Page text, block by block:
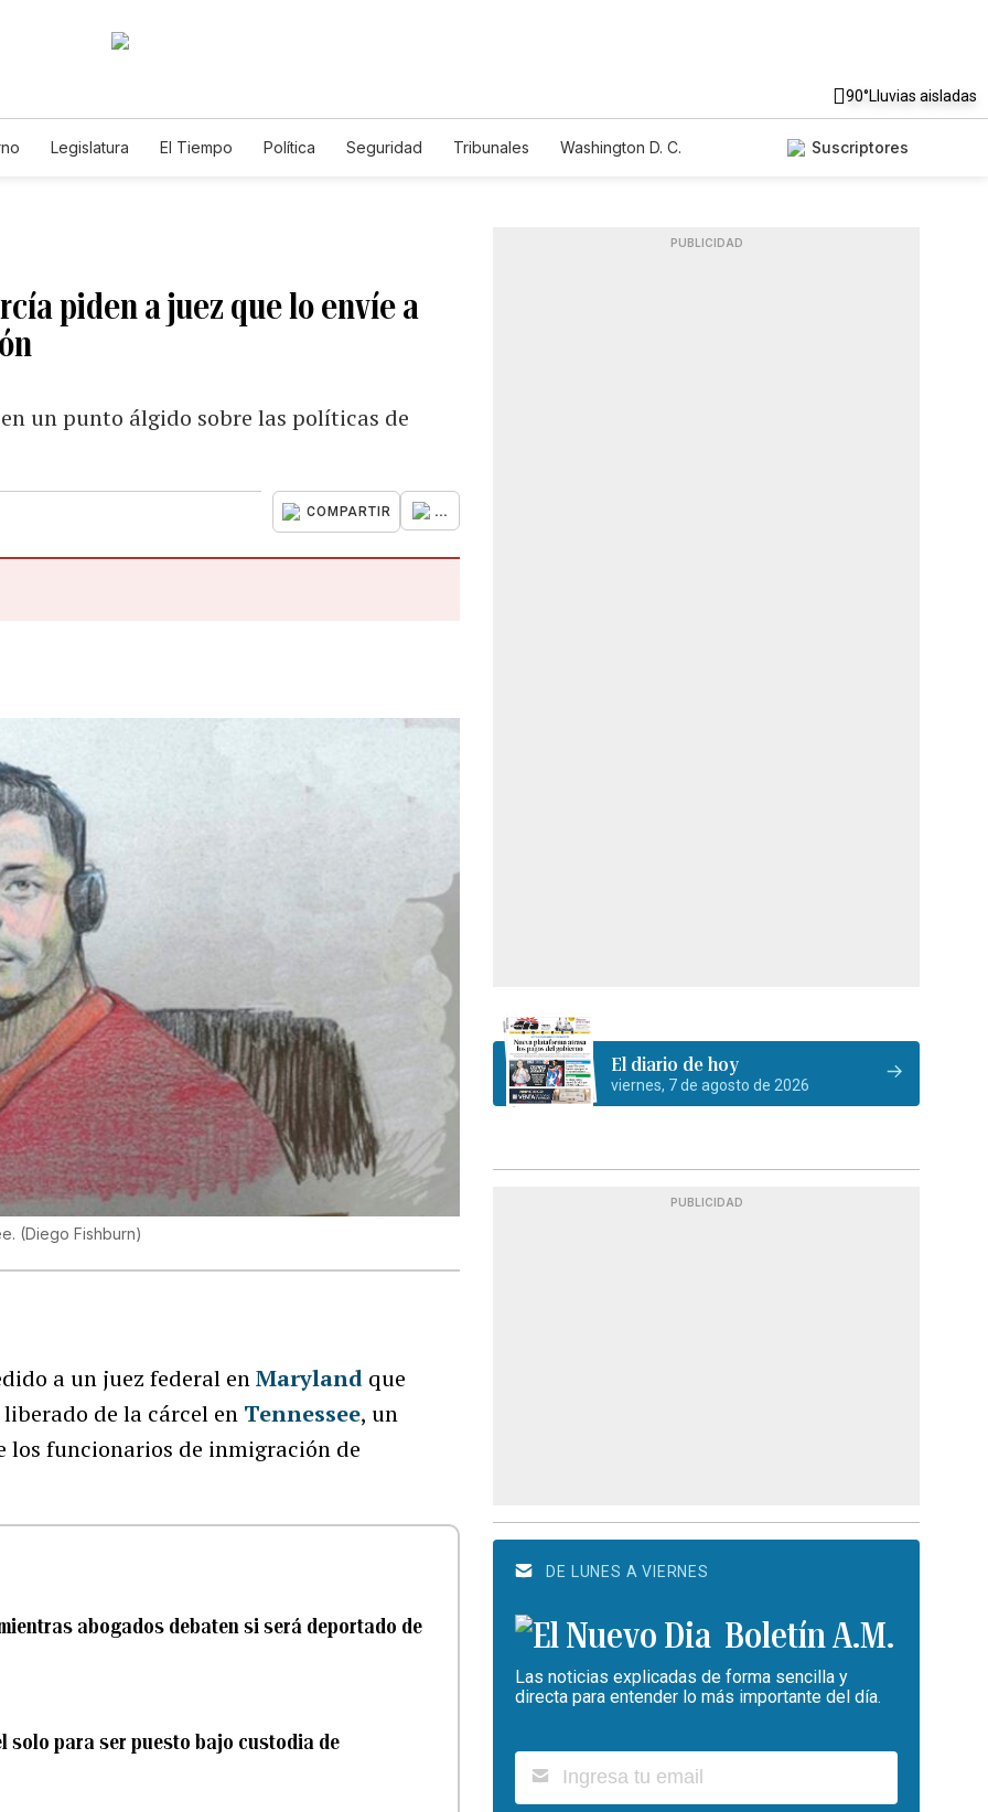
90°Lluvias aisladas
Legislatura El Tiempo Política Seguridad Tribunales
Washington D. C.
Suscriptores
piden a juez que lo envíe a
un punto álgido sobre las políticas de
COMPARTIR ...
(Diego Fishburn)
a un juez federal enMaryland que
liberado de la cárcel en Tennessee, un
los funcionarios de inmigración de
abogados debaten si será deportado de
solo para ser puesto bajo custodia de
PUBLICIDAD
El diario de hoy
viernes, 7 de agosto de 2026
PUBLICIDAD
DE LUNES A VIERNES
Boletín A.M.
Las noticias explicadas de forma sencilla y
directa para entender lo más importante del día.